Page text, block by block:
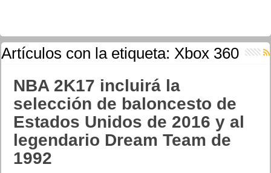
Artículos con la etiqueta:Xbox 360
NBA 2K17 incluirá la
selección de baloncesto de
Estados Unidos de 2016 y al
legendario Dream Team de
1992